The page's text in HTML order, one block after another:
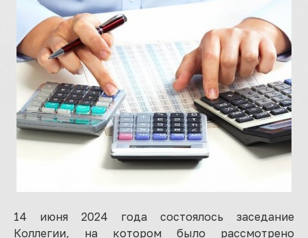
14 июня 2024 года состоялось заседание
Коллегии, на котором было рассмотрено